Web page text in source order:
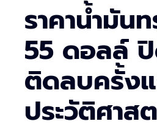
ราคาน้ำมัน
55 ดอลล์
ติดลบครั้งแ
ประวัติศาส